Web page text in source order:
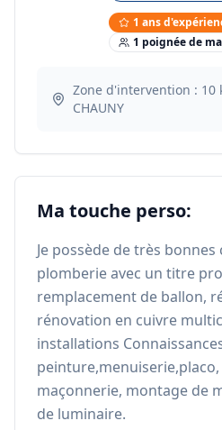
1 ans
1 poignéede
Zone d'intervention : 10
CHAUNY
Ma touche perso:
Je possède de très
plomberie avec un titre
remplacement de ballon,
rénovation en cuivre
installations
maçonnerie, montage de
de luminaire.